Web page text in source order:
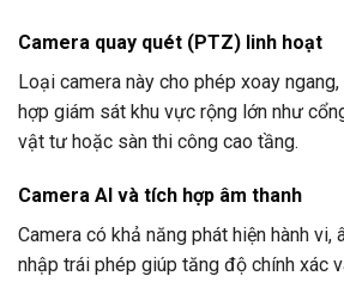
Camera quay quét (PTZ) linh hoạt
Loại camera này cho phép xoay
hợp giám sát khu vực rộng lớn như
vật tư hoặc sàn thi công cao tầng.
Camera AI và tích hợp âm thanh
Camera có khả năng phát hiện hành vi,
nhập trái phép giúp tăng độ chính xác